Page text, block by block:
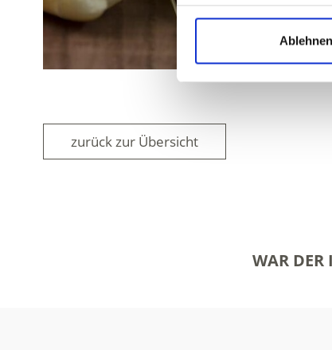
Ablehnen
zurück zur Übersicht
WAR DER